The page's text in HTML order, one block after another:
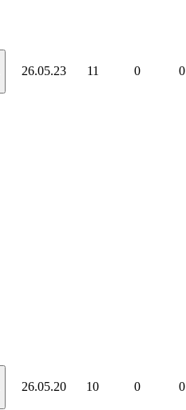
26.05.23 11 0 0
26.05.20 10 0 0